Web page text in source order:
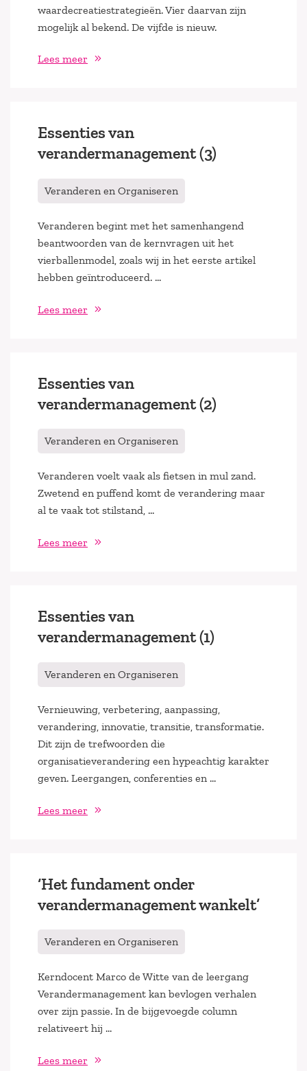
waardecreatiestrategieën. Vier daarvan zijn
mogelijk al bekend. De vijfde is nieuw.
Lees meer
Essenties van
verandermanagement (3)
Veranderen en Organiseren
Veranderen begint met het samenhangend
beantwoorden van de kernvragen uit het
vierballenmodel, zoals wij in het eerste artikel
hebben geïntroduceerd. …
Lees meer
Essenties van
verandermanagement (2)
Veranderen en Organiseren
Veranderen voelt vaak als fietsen in mul zand.
Zwetend en puffend komt de verandering maar
al te vaak tot stilstand, …
Lees meer
Essenties van
verandermanagement (1)
Veranderen en Organiseren
Vernieuwing, verbetering, aanpassing,
verandering, innovatie, transitie, transformatie.
Dit zijn de trefwoorden die
organisatieverandering een hypeachtig karakter
geven. Leergangen, conferenties en …
Lees meer
‘Het fundament onder
verandermanagement wankelt’
Veranderen en Organiseren
Kerndocent Marco de Witte van de leergang
Verandermanagement kan bevlogen verhalen
over zijn passie. In de bijgevoegde column
relativeert hij …
Lees meer